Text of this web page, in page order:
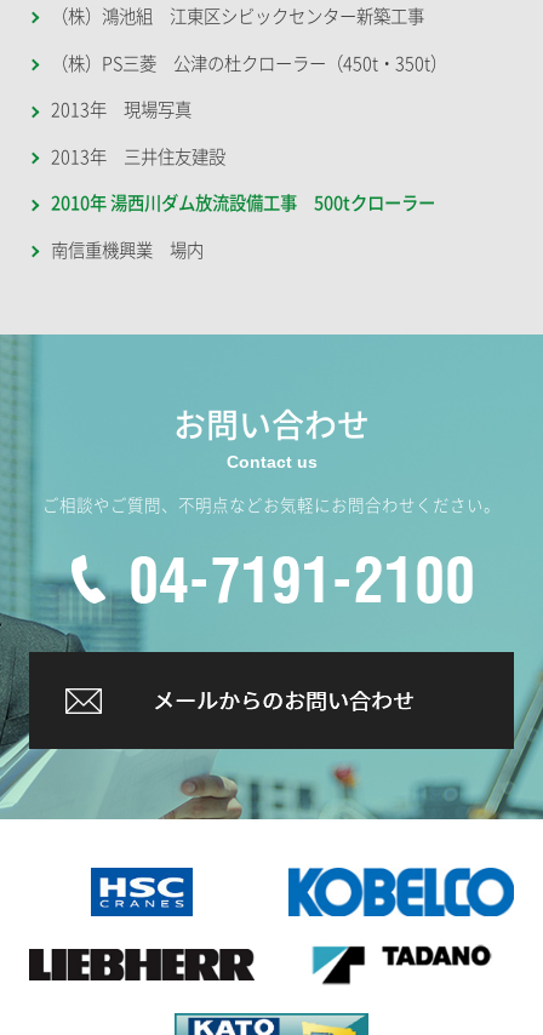
（株）鴻池組 江東区シビックセンター新築工事
（株）PS三菱 公津の杜クローラー（450t・350t）
2013年 現場写真
2013年 三井住友建設
2010年 湯西川ダム放流設備工事 500tクローラー
南信重機興業 場内
お問い合わせ
ご相談やご質問、不明点などお気軽にお問合わせください。